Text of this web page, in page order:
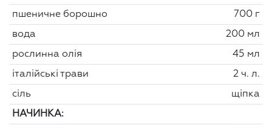
пшеничне борошно 700 г
вода 200 мл
рослинна олія 45 мл
італійські трави 2 ч. л.
сіль щіпка
НАЧИНКА: